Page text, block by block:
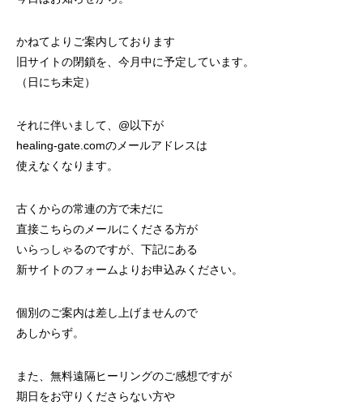
かねてよりご案内しております
旧サイトの閉鎖を、今月中に予定しています。
（日にち未定）
それに伴いまして、@以下が
healing-gate.comのメールアドレスは
使えなくなります。
古くからの常連の方で未だに
直接こちらのメールにくださる方が
いらっしゃるのですが、下記にある
新サイトのフォームよりお申込みください。
個別のご案内は差し上げませんので
あしからず。
また、無料遠隔ヒーリングのご感想ですが
期日をお守りくださらない方や